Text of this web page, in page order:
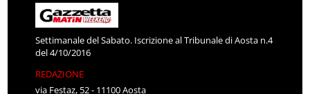
Settimanale del Sabato. Iscrizione al Tribunale di Aosta n.4
del 4/10/2016
REDAZIONE
via Festaz, 52 - 11100 Aosta